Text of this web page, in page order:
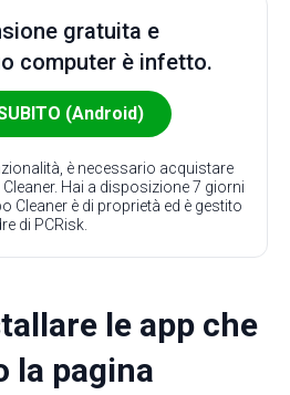
gratuita e
computer è infetto.
(Android)
è necessario acquistare
Hai a disposizione 7 giorni
Cleaner è di proprietà ed è gestito
di PCRisk.
le app che
la pagina